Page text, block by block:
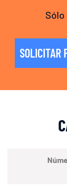
SOLICITAR